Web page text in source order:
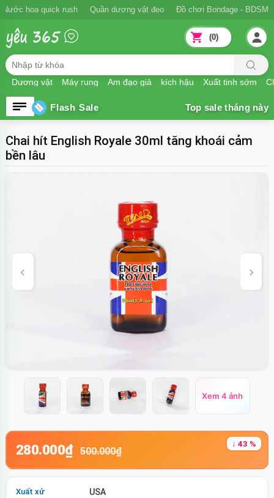
Ngăn xuất tinh sớm Nước hoa quick rush Quần dương vật đeo Đồ
Dương vật Máy rung Âm đạo giả kích hậu Xuất tinh sớm
(0)
Flash Sale
Chai hít English Royale 30ml tăng khoái cảm
bền lâu
Xem 4 ảnh
280.000₫ 500.000₫
↓ 43 %
Xuất xứ USA